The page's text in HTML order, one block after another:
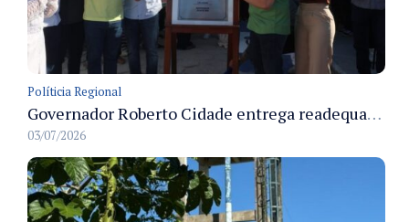
Políticia Regional
Governador Roberto Cidade entrega readequação do ambulatório da FCecon e amplia capacidade de atendimento oncológico em Manaus
03/07/2026